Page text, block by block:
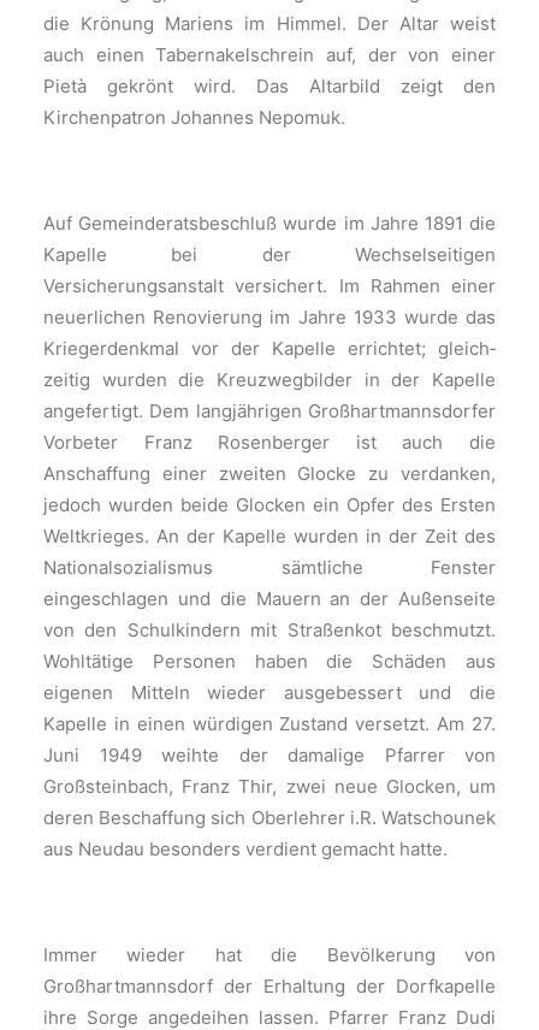
die Krönung Mariens im Himmel. Der Altar weist
auch einen Tabernakelschrein auf, der von einer
Pietà gekrönt wird. Das Altarbild zeigt den
Kirchenpatron Johannes Nepomuk.
Auf Gemeinderatsbeschluß wurde im Jahre 1891 die
Kapelle bei der Wechsel­seitigen
Versicherungsanstalt versichert. Im Rahmen einer
neuerlichen Renovie­rung im Jahre 1933 wurde das
Kriegerdenkmal vor der Kapelle errichtet; gleich­
zeitig wurden die Kreuzwegbilder in der Kapelle
angefertigt. Dem langjährigen Großhartmannsdorfer
Vorbeter Franz Rosenberger ist auch die
Anschaffung einer zweiten Glocke zu verdanken,
jedoch wurden beide Glocken ein Opfer des Ersten
Weltkrieges. An der Kapelle wurden in der Zeit des
Nationalsozialismus sämtliche Fenster
eingeschlagen und die Mauern an der Außenseite
von den Schulkindern mit Straßenkot beschmutzt.
Wohltätige Personen haben die Schäden aus
eigenen Mitteln wieder ausgebessert und die
Kapelle in einen würdigen Zustand versetzt. Am 27.
Juni 1949 weihte der damalige Pfarrer von
Großsteinbach, Franz Thir, zwei neue Glocken, um
deren Beschaffung sich Oberlehrer i.R. Watschounek
aus Neudau besonders verdient gemacht hatte.
Immer wieder hat die Bevölkerung von
Großhartmannsdorf der Erhaltung der Dorfkapelle
ihre Sorge angedeihen lassen. Pfarrer Franz Dudi